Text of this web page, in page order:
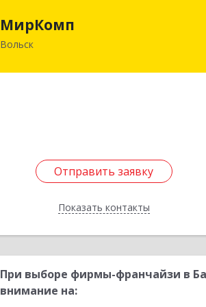
МирКомп
Вольск
Отправить заявку
Показать контакты
412900, Саратовская обл, Вольск г,
Отправить заявку
Назад
При выборе фирмы-франчайзи в
внимание на: